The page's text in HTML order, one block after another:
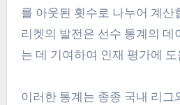
를 아웃된 횟수로 나누어 계산
리켓의 발전은 선수 통계의 데
는 데 기여하여 인재 평가에
이러한 통계는 종종 국내 리그